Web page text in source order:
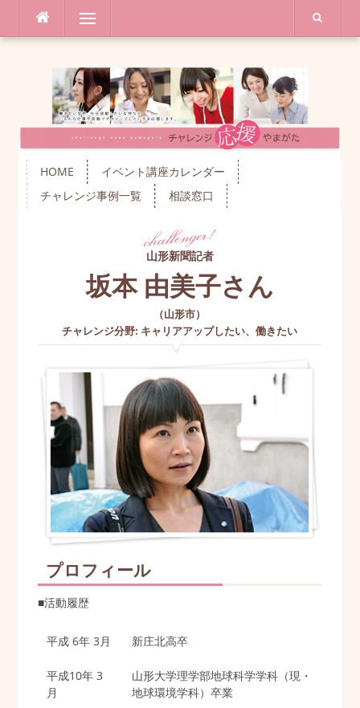
テ
メニュー
HOME
イベント講座カレンダー
チャレンジ事例一覧
相談窓口
山形新聞記者
坂本 由美子さん
（山形市）
チャレンジ分野: キャリアアップしたい、 働きたい
プロフィール
■活動履歴
平成 6年 3月 新庄北高卒
平成10年 3
月
山形大学理学部地球科学学科（現・
地球環境学科）卒業